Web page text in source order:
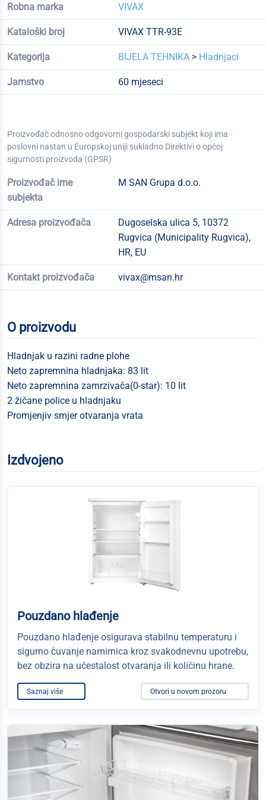
Robna marka VIVAX
Kataloški broj VIVAX TTR-93E
Kategorija BIJELA TEHNIKA> Hladnjaci
Jamstvo 60 mjeseci
Proizvođač odnosno odgovorni gospodarski subjekt koji ima
poslovni nastan u Europskoj uniji sukladno Direktivi o općoj
sigurnosti proizvoda (GPSR)
Proizvođač ime
subjekta
M SAN Grupa d.o.o.
Adresa proizvođača
Dugoselska ulica 5, 10372
Rugvica (Municipality Rugvica),
HR, EU
Kontakt proizvođača vivax@msan.hr
O proizvodu
Hladnjak u razini radne plohe
Neto zapremnina hladnjaka: 83 lit
Neto zapremnina zamrzivača(0-star): 10 lit
2 žičane police u hladnjaku
Promjenjiv smjer otvaranja vrata
Izdvojeno
Pouzdano hlađenje
Pouzdano hlađenje osigurava stabilnu temperaturu i
sigurno čuvanje namirnica kroz svakodnevnu upotrebu,
bez obzira na učestalost otvaranja ili količinu hrane.
Saznaj više Otvori u novom prozoru